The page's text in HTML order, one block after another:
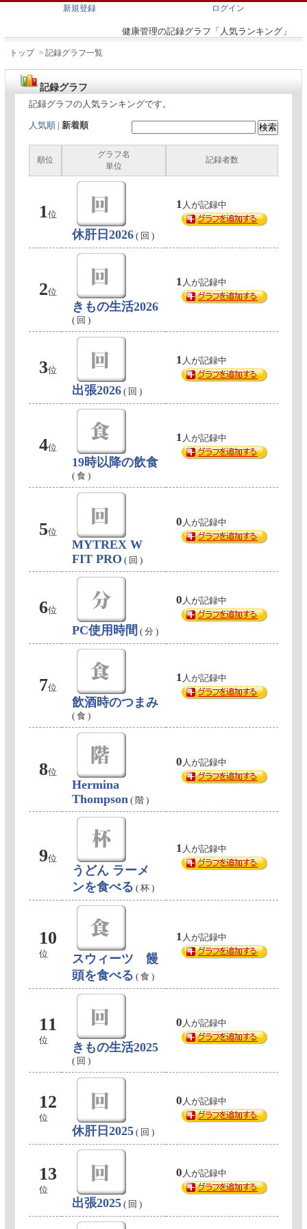
健康管理の記録グラフ「人気ランキング」
新規登録 ログイン
トップ > 記録グラフ一覧
記録グラフ
記録グラフの人気ランキングです。
人気順 新着順
順位
グラフ名
単位
記録者数
1位
休肝日2026 ( 回 )
1 人が記録中
2位
きもの生活2026
( 回 )
1 人が記録中
3位
出張2026 ( 回 )
1 人が記録中
4位
19時以降の飲食
( 食 )
1 人が記録中
5位
MYTREX W
FIT PRO ( 回 )
0 人が記録中
6位
PC使用時間 ( 分 )
0 人が記録中
7位
飲酒時のつまみ
( 食 )
1 人が記録中
8位
Hermina
Thompson ( 階 )
0 人が記録中
9位
うどん ラーメ
ンを食べる ( 杯 )
1 人が記録中
10
位
スウィーツ 饅
頭を食べる ( 食 )
1 人が記録中
11
位 きもの生活2025
( 回 )
0 人が記録中
12
位
休肝日2025 ( 回 )
0 人が記録中
13
位
出張2025 ( 回 )
0 人が記録中